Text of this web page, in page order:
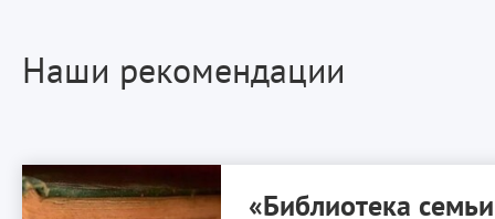
Наши рекомендации
«Библиотека